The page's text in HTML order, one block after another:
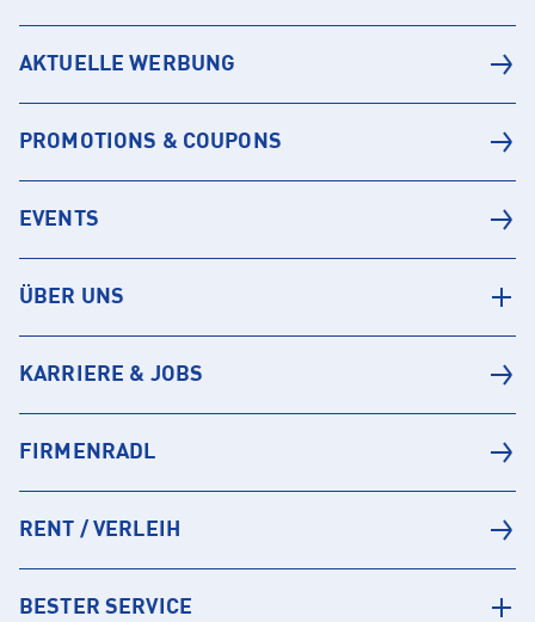
AKTUELLE WERBUNG
PROMOTIONS & COUPONS
EVENTS
ÜBER UNS
KARRIERE & JOBS
FIRMENRADL
RENT / VERLEIH
BESTER SERVICE